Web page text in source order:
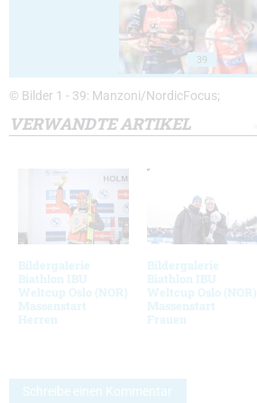
39
© Bilder 1 - 39: Manzoni/NordicFocus;
VERWANDTE ARTIKEL
Bildergalerie
Biathlon IBU
Weltcup Oslo (NOR)
Massenstart
Herren
Bildergalerie
Biathlon IBU
Weltcup Oslo (NOR)
Massenstart
Frauen
Schreibe einen Kommentar